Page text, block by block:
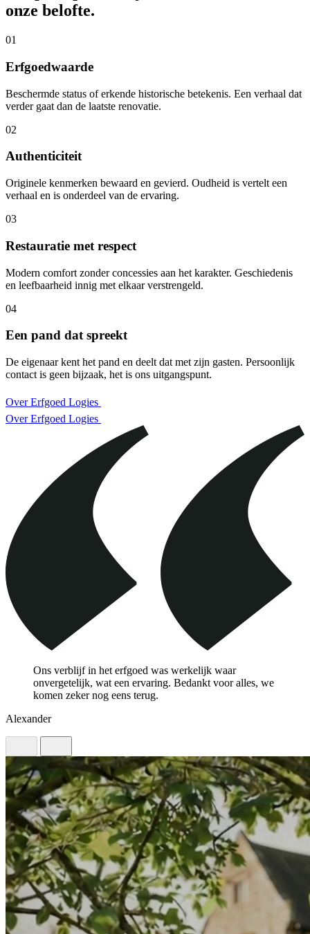
onze belofte.
01
Erfgoedwaarde
Beschermde status of erkende historische betekenis. Een verhaal dat
verder gaat dan de laatste renovatie.
02
Authenticiteit
Originele kenmerken bewaard en gevierd. Oudheid is vertelt een
verhaal en is onderdeel van de ervaring.
03
Restauratie met respect
Modern comfort zonder concessies aan het karakter. Geschiedenis
en leefbaarheid innig met elkaar verstrengeld.
04
Een pand dat spreekt
De eigenaar kent het pand en deelt dat met zijn gasten. Persoonlijk
contact is geen bijzaak, het is ons uitgangspunt.
Over Erfgoed Logies
Over Erfgoed Logies
Ons verblijf in het erfgoed was werkelijk waar
onvergetelijk, wat een ervaring. Bedankt voor alles, we
komen zeker nog eens terug.
Alexander